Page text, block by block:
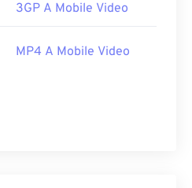
3GP A Mobile Video
MP4 A Mobile Video